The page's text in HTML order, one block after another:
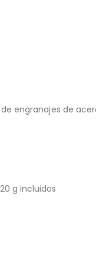
engranajes de
g incluidos